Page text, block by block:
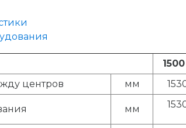
центров
мм
мм